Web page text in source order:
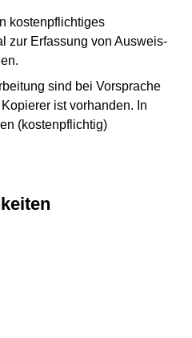
kostenpflichtiges
zur Erfassung von Ausweis-
sind bei Vorsprache
ist vorhanden. In
(kostenpflichtig)